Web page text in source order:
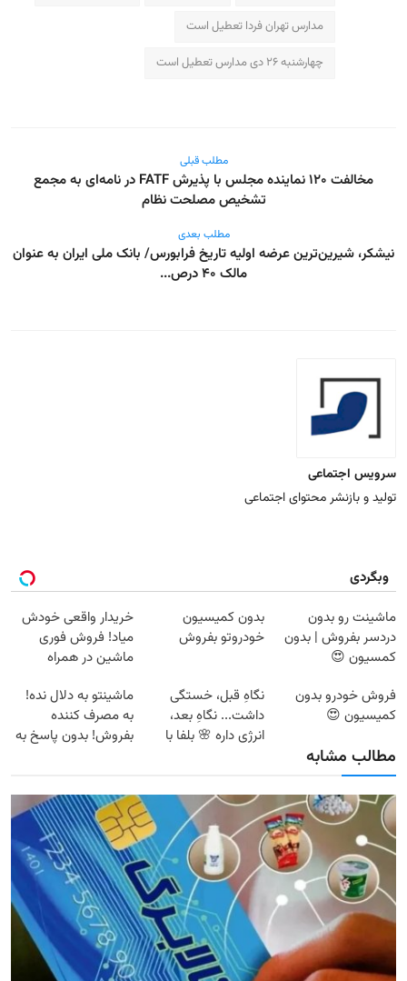
مدارس تهران فردا تعطیل است
چهارشنبه ۲۶ دی مدارس تعطیل است
مطلب قبلی
مخالفت ۱۲۰ نماینده مجلس با پذیرش FATF در نامه‌ای به مجمع
تشخیص مصلحت نظام
مطلب بعدی
نیشکر، شیرین‌ترین عرضه اولیه تاریخ فرابورس/ بانک‌ ملی ایران به عنوان
مالک ۴۰ درص...
سرویس اجتماعی
تولید و بازنشر محتوای اجتماعی
وبگردی
ماشینت رو بدون
دردسر بفروش | بدون
کمسیون 😍
بدون کمیسیون
خودروتو بفروش
خریدار واقعی خودش
میاد! فروش فوری
ماشین در همراه
فروش خودرو بدون
کمیسیون 😍
نگاهِ قبل، خستگی
داشت... نگاهِ بعد،
انرژی داره 🌸 بلفا با
ماشینتو به دلال نده!
به مصرف کننده
بفروش! بدون پاسخ به
مطالب مشابه